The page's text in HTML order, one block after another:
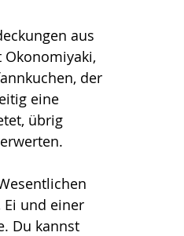
aus
Okonomiyaki,
der
eine
übrig
Ei und einer
Du kannst